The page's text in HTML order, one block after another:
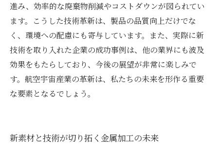
進み、効率的な廃棄物削減やコストダウンが図られてい
ます。こうした技術革新は、製品の品質向上だけでな
く、環境への配慮にも寄与しています。また、実際に新
技術を取り入れた企業の成功事例は、他の業界にも波及
効果をもたらしており、今後の展望が非常に楽しみで
す。航空宇宙産業の革新は、私たちの未来を形作る重要
な要素となるでしょう。
新素材と技術が切り拓く金属加工の未来